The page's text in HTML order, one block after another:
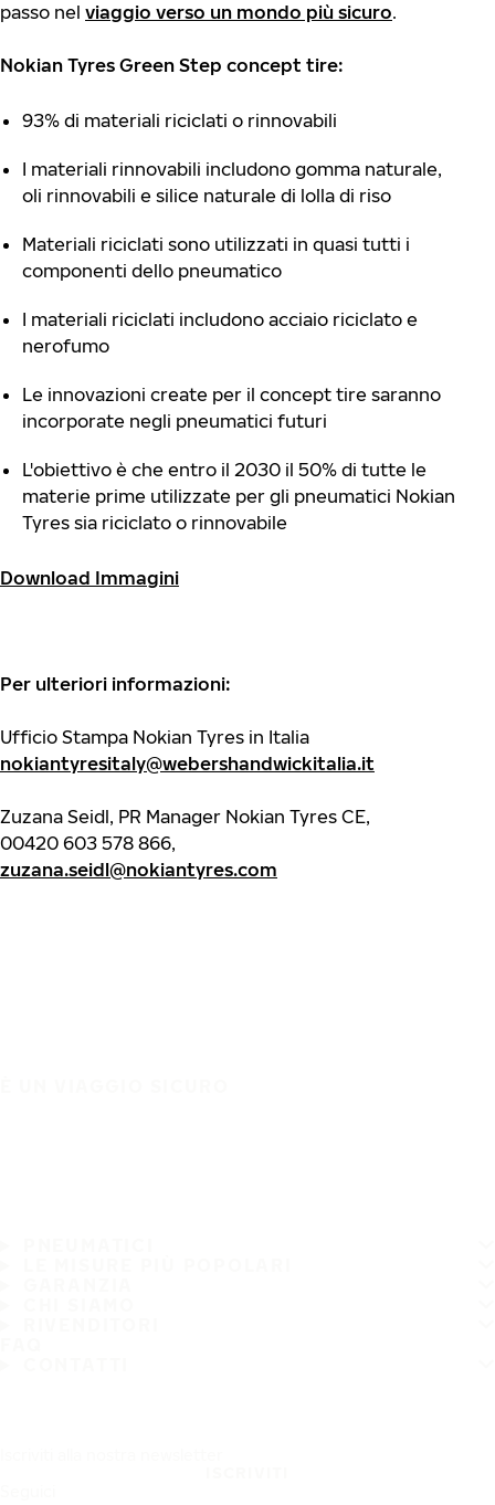
passo nel viaggio verso un mondo più sicuro.
Nokian Tyres Green Step concept tire:
93% di materiali riciclati o rinnovabili
I materiali rinnovabili includono gomma naturale,
oli rinnovabili e silice naturale di lolla di riso
Materiali riciclati sono utilizzati in quasi tutti i
componenti dello pneumatico
I materiali riciclati includono acciaio riciclato e
nerofumo
Le innovazioni create per il concept tire saranno
incorporate negli pneumatici futuri
L'obiettivo è che entro il 2030 il 50% di tutte le
materie prime utilizzate per gli pneumatici Nokian
Tyres sia riciclato o rinnovabile
Download Immagini
Per ulteriori informazioni:
Ufficio Stampa Nokian Tyres in Italia
nokiantyresitaly@webershandwickitalia.it
Zuzana Seidl, PR Manager Nokian Tyres CE,
00420 603 578 866,
zuzana.seidl@nokiantyres.com